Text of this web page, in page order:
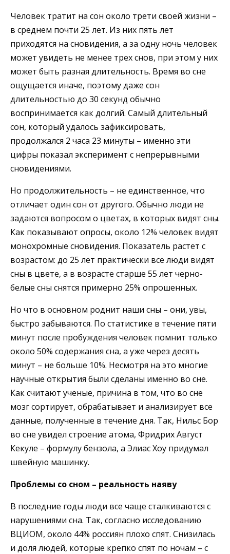
Человек тратит на сон около трети своей жизни –
в среднем почти 25 лет. Из них пять лет
приходятся на сновидения, а за одну ночь человек
может увидеть не менее трех снов, при этом у них
может быть разная длительность. Время во сне
ощущается иначе, поэтому даже сон
длительностью до 30 секунд обычно
воспринимается как долгий. Самый длительный
сон, который удалось зафиксировать,
продолжался 2 часа 23 минуты – именно эти
цифры показал эксперимент с непрерывными
сновидениями.
Но продолжительность – не единственное, что
отличает один сон от другого. Обычно люди не
задаются вопросом о цветах, в которых видят сны.
Как показывают опросы, около 12% человек видят
монохромные сновидения. Показатель растет с
возрастом: до 25 лет практически все люди видят
сны в цвете, а в возрасте старше 55 лет черно-
белые сны снятся примерно 25% опрошенных.
Но что в основном роднит наши сны – они, увы,
быстро забываются. По статистике в течение пяти
минут после пробуждения человек помнит только
около 50% содержания сна, а уже через десять
минут – не больше 10%. Несмотря на это многие
научные открытия были сделаны именно во сне.
Как считают ученые, причина в том, что во сне
мозг сортирует, обрабатывает и анализирует все
данные, полученные в течение дня. Так, Нильс Бор
во сне увидел строение атома, Фридрих Август
Кекуле – формулу бензола, а Элиас Хоу придумал
швейную машинку.
Проблемы со сном – реальность наяву
В последние годы люди все чаще сталкиваются с
нарушениями сна. Так, согласно исследованию
ВЦИОМ, около 44% россиян плохо спят. Снизилась
и доля людей, которые крепко спят по ночам – с